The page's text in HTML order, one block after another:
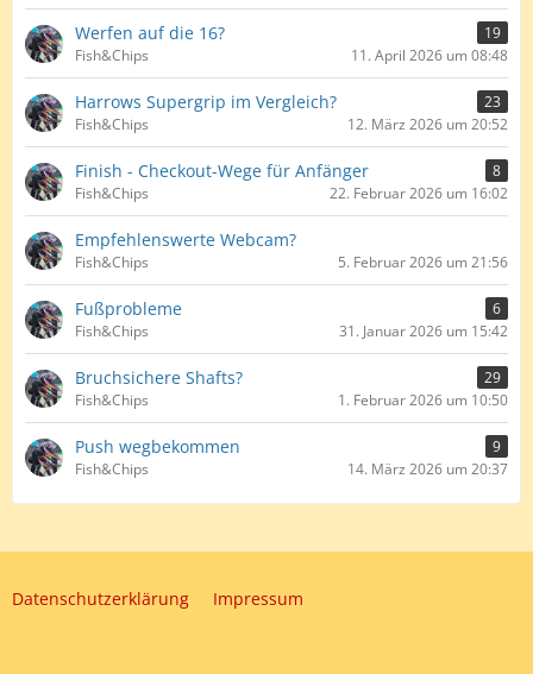
Werfen auf die 16?
19
Fish&Chips
11. April 2026 um 08:48
Harrows Supergrip im Vergleich?
23
Fish&Chips
12. März 2026 um 20:52
Finish - Checkout-Wege für Anfänger
8
Fish&Chips
22. Februar 2026 um 16:02
Empfehlenswerte Webcam?
Fish&Chips 5. Februar 2026 um 21:56
Fußprobleme
6
Fish&Chips
31. Januar 2026 um 15:42
Bruchsichere Shafts?
29
Fish&Chips
1. Februar 2026 um 10:50
Push wegbekommen
9
Fish&Chips
14. März 2026 um 20:37
Datenschutzerklärung Impressum